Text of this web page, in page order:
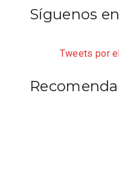
Síguenos
Tweets por